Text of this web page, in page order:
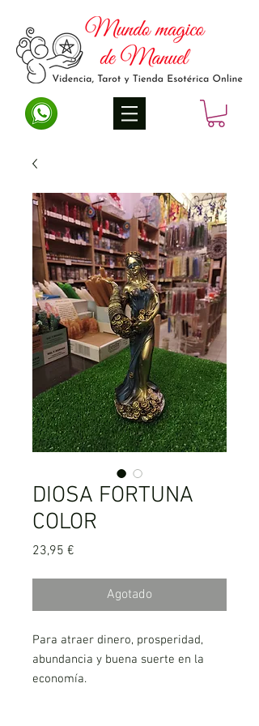
DIOSA FORTUNA
COLOR
23,95 €
Agotado
Para atraer dinero, prosperidad,
abundancia y buena suerte en la
economía.